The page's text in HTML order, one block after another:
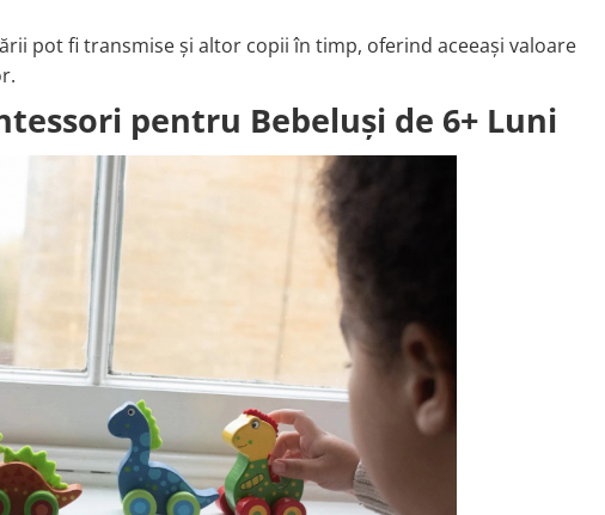
pot fi transmise și altor copii în timp, oferind aceeași valoare
pentru Bebeluși de 6+ Luni